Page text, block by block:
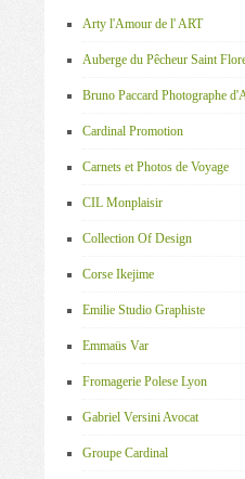
Arty l'Amour de l' ART
Auberge du Pêcheur Saint
Bruno Paccard Photographe
Cardinal Promotion
Carnets et Photos de Voyage
CIL Monplaisir
Collection Of Design
Corse Ikejime
Emilie Studio Graphiste
Emmaüs Var
Fromagerie Polese Lyon
Gabriel Versini Avocat
Groupe Cardinal